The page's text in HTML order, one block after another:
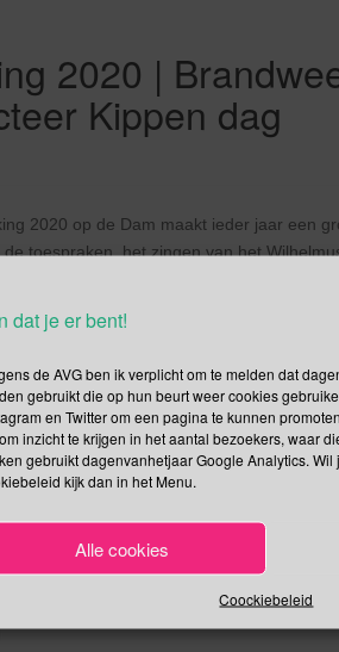
dat je er bent!
de AVG ben ik verplicht om te melden dat
gebruikt die op hun beurt weer cookies
en Twitter om een pagina te kunnen
inzicht te krijgen in het aantal bezoekers, waar
gebruikt dagenvanhetjaar Google Analytics. Wil
kijk dan in het Menu.
Alle cookies
Coockiebeleid
2020 |
Kippen dag
2020 op de Dam maakt ieder jaar een
toespraken, het zingen van het
jaar bevrijd zijn maar ook het jaar […]
van
in Rwanda | Dag